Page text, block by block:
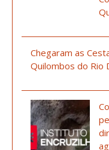
Chegaram as
Quilombos do Rio